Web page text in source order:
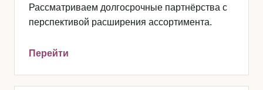
Рассматриваем долгосрочные партнёрства с
перспективой расширения ассортимента.
Перейти